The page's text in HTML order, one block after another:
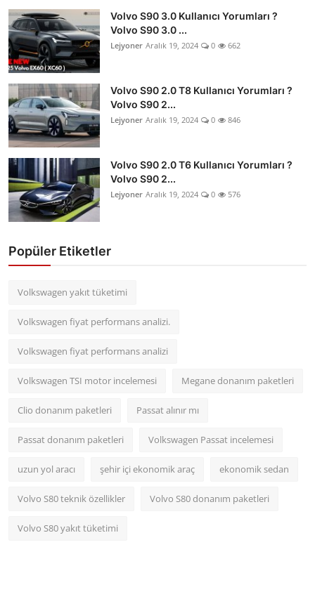
Volvo S90 3.0 Kullanıcı Yorumları ?
Volvo S90 3.0 ...
Lejyoner Aralık 19, 2024 0 662
Volvo S90 2.0 T8 Kullanıcı Yorumları ?
Volvo S90 2...
Lejyoner Aralık 19, 2024 0 846
Volvo S90 2.0 T6 Kullanıcı Yorumları ?
Volvo S90 2...
Lejyoner Aralık 19, 2024 0 576
Popüler Etiketler
Volkswagen yakıt tüketimi
Volkswagen fiyat performans analizi.
Volkswagen fiyat performans analizi
Volkswagen TSI motor incelemesi Megane donanım paketleri
Clio donanım paketleri Passat alınır mı
Passat donanım paketleri Volkswagen Passat incelemesi
uzun yol aracı şehir içi ekonomik araç ekonomik sedan
Volvo S80 teknik özellikler Volvo S80 donanım paketleri
Volvo S80 yakıt tüketimi